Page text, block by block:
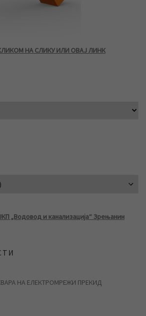
НА СЛИКУ ИЛИ ОВАЈ ЛИНК
„Водовод и канализација“ Зрењанин
НА ЕЛЕКТРОМРЕЖИ ПРЕКИД